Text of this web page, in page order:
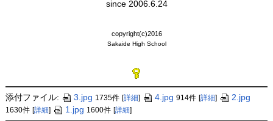
since 2006.6.24
copyright(c)2016
Sakaide High School
添付ファイル: 3.jpg 1735件 [詳細] 4.jpg 914件 [詳細] 2.jpg
1630件 [詳細] 1.jpg 1600件 [詳細]